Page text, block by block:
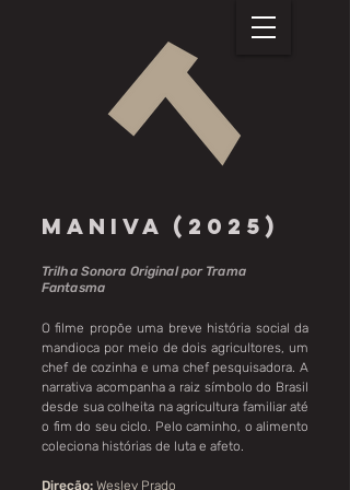
MANIVA (2025)
Trilha Sonora Original por Trama
Fantasma
O filme propõe uma breve história social da
mandioca por meio de dois agricultores, um
chef de cozinha e uma chef pesquisadora. A
narrativa acompanha a raiz símbolo do Brasil
desde sua colheita na agricultura familiar até
o fim do seu ciclo. Pelo caminho, o alimento
coleciona histórias de luta e afeto.
Direção: Wesley Prado